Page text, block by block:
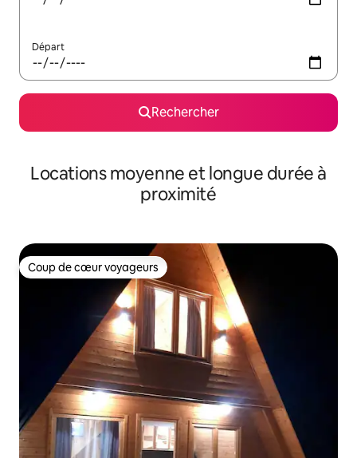
Départ
Rechercher
Locations moyenne et longue durée à
proximité
Coup de cœur voyageurs
Coup de cœur voyageurs